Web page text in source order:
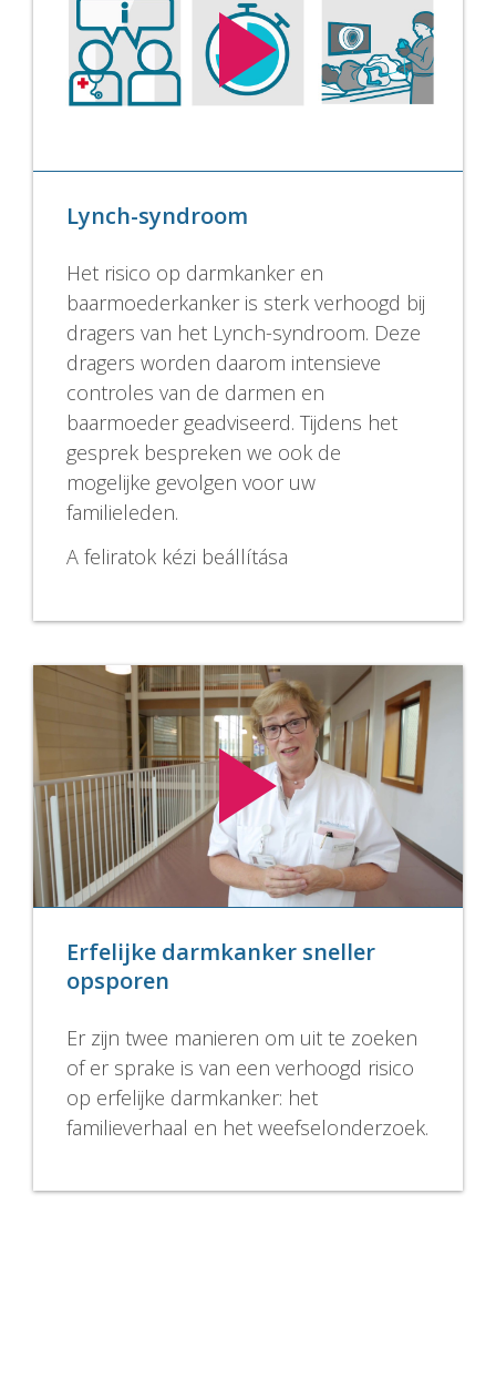
Lynch-syndroom
Het risico op darmkanker en
baarmoederkanker is sterk verhoogd bij
dragers van het Lynch-syndroom. Deze
dragers worden daarom intensieve
controles van de darmen en
baarmoeder geadviseerd. Tijdens het
gesprek bespreken we ook de
mogelijke gevolgen voor uw
familieleden.
A feliratok kézi beállítása
Erfelijke darmkanker sneller
opsporen
Er zijn twee manieren om uit te zoeken
of er sprake is van een verhoogd risico
op erfelijke darmkanker: het
familieverhaal en het weefselonderzoek.